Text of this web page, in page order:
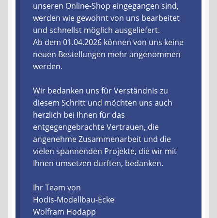
Liefer- und Versandkosten
Zahlungsarten
Lieferzeit & Verfügbarkeit
Gutschein
Batterien- und Akku Verordnung
Elektro- und Elektronikgeräte Verordnung
Vereine & Foren
unseren Online-Shop eingegangen sind,
werden wie gewohnt von uns bearbeitet
und schnellst möglich ausgeliefert.
Ab dem 01.04.2026 können von uns keine
neuen Bestellungen mehr angenommen
werden.
Wir bedanken uns für Verständnis zu
diesem Schritt und möchten uns auch
herzlich bei Ihnen für das
entgegengebrachte Vertrauen, die
angenehme Zusammenarbeit und die
vielen spannenden Projekte, die wir mit
Ihnen umsetzen durften, bedanken.
Ihr Team von
Hodis-Modellbau-Ecke
Wolfram Hodapp